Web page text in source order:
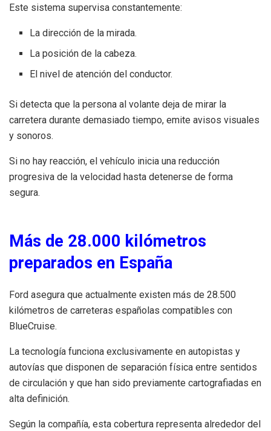
Este sistema supervisa constantemente:
La dirección de la mirada.
La posición de la cabeza.
El nivel de atención del conductor.
Si detecta que la persona al volante deja de mirar la
carretera durante demasiado tiempo, emite avisos visuales
y sonoros.
Si no hay reacción, el vehículo inicia una reducción
progresiva de la velocidad hasta detenerse de forma
segura.
Más de 28.000 kilómetros
preparados en España
Ford asegura que actualmente existen más de 28.500
kilómetros de carreteras españolas compatibles con
BlueCruise.
La tecnología funciona exclusivamente en autopistas y
autovías que disponen de separación física entre sentidos
de circulación y que han sido previamente cartografiadas en
alta definición.
Según la compañía, esta cobertura representa alrededor del